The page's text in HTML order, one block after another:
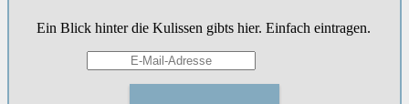
Ein Blick hinter die Kulissen gibts hier. Einfach eintragen.